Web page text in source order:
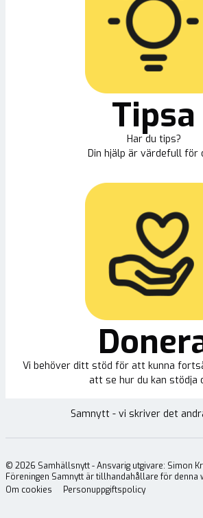
Tipsa
Har du tips?
Din hjälp är värdefull för
Vi behöver ditt stöd för att kunna
att se hur du kan stödja
Samnytt - vi skriver det
© 2026 Samhällsnytt - Ansvarig utgivare: Simon
Föreningen Samnytt är tillhandahållare för denna
Om cookies
Personuppgiftspolicy